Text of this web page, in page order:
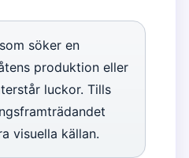
söker en
produktion eller
luckor. Tills
visuella källan.